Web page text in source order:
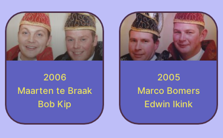
2006
Maarten te Braak
Bob Kip
2005
Marco Bomers
Edwin Ikink